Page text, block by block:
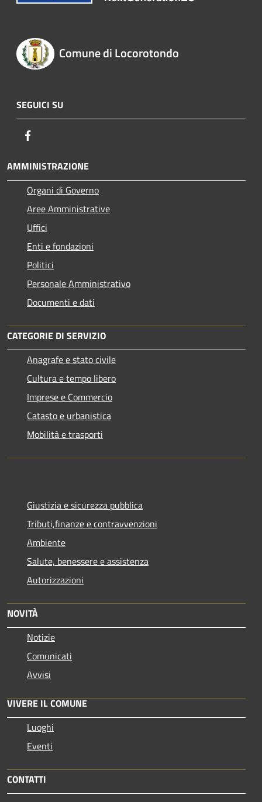
Comune di Locorotondo
SEGUICI SU
AMMINISTRAZIONE
Organi di Governo
Aree Amministrative
Uffici
Enti e fondazioni
Politici
Personale Amministrativo
Documenti e dati
CATEGORIE DI SERVIZIO
Anagrafe e stato civile
Cultura e tempo libero
Imprese e Commercio
Catasto e urbanistica
Mobilità e trasporti
Giustizia e sicurezza pubblica
Tributi,finanze e contravvenzioni
Ambiente
Salute, benessere e assistenza
Autorizzazioni
NOVITÀ
Notizie
Comunicati
Avvisi
VIVERE IL COMUNE
Luoghi
Eventi
CONTATTI